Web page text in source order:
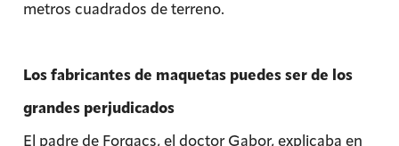
metros cuadrados de terreno.
Los fabricantes de maquetas puedes ser de los
grandes perjudicados
El padre de Forgacs, el doctor Gabor, explicaba en